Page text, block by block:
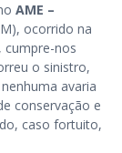
AME –
ocorrido na
cumpre-nos
o sinistro,
avaria
conservação e
caso fortuito,